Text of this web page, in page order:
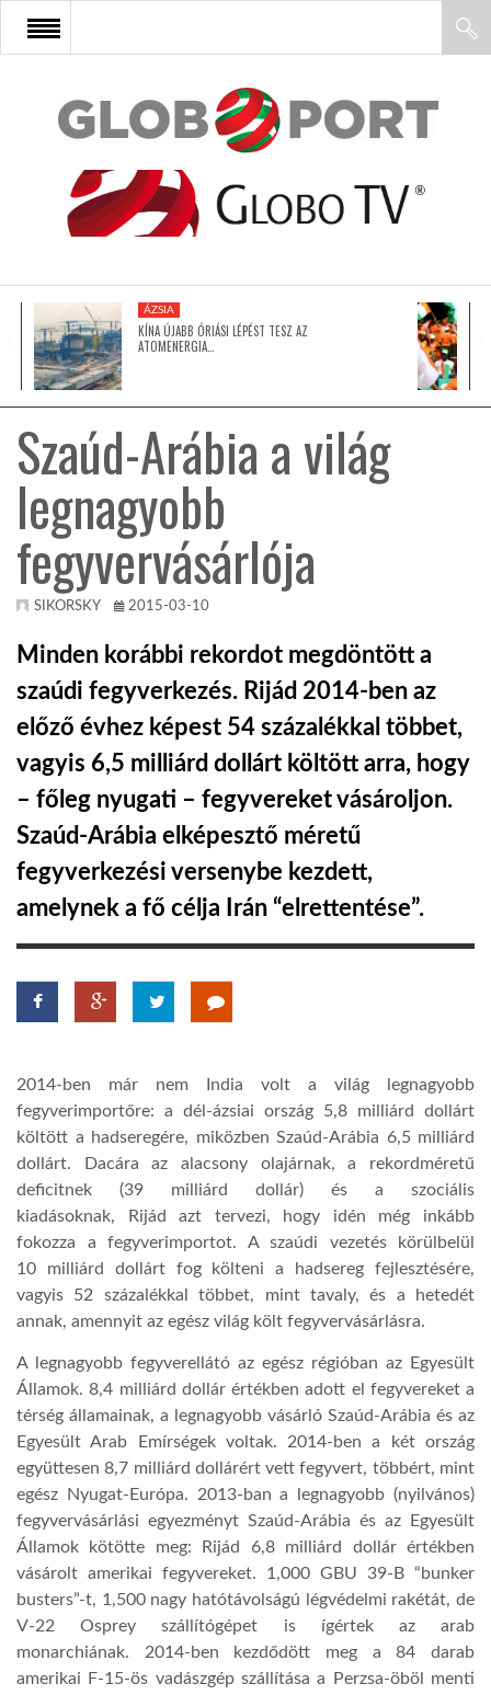
FŐOLDAL
AFRIKA
ÁZSIA
LATIN-AMERIKA
KÖZEL-KELET
AUSZTRÁLIA
A VILÁG ITTHON
GLOBOTV BP
AFRIKA TUDÁSTÁR
A NAP SZÉPE
LINKTR.EE
DOBRAVERO.HU
LATIMO.HU
GLOBOBOOK
ÁZSIA
KÍNA ÚJABB ÓRIÁSI LÉPÉST TESZ AZ
ATOMENERGIA…
Szaúd-Arábia a világ
legnagyobb
fegyvervásárlója
SIKORSKY 2015-03-10
Minden korábbi rekordot megdöntött a
szaúdi fegyverkezés. Rijád 2014-ben az
előző évhez képest 54 százalékkal többet,
vagyis 6,5 milliárd dollárt költött arra, hogy
– főleg nyugati – fegyvereket vásároljon.
Szaúd-Arábia elképesztő méretű
fegyverkezési versenybe kezdett,
amelynek a fő célja Irán “elrettentése”.
2014-ben már nem India volt a világ legnagyobb
fegyverimportőre: a dél-ázsiai ország 5,8 milliárd dollárt
költött a hadseregére, miközben Szaúd-Arábia 6,5 milliárd
dollárt. Dacára az alacsony olajárnak, a rekordméretű
deficitnek (39 milliárd dollár) és a szociális
kiadásoknak, Rijád azt tervezi, hogy idén még inkább
fokozza a fegyverimportot. A szaúdi vezetés körülbelül
10 milliárd dollárt fog költeni a hadsereg fejlesztésére,
vagyis 52 százalékkal többet, mint tavaly, és a hetedét
annak, amennyit az egész világ költ fegyvervásárlásra.
A legnagyobb fegyverellátó az egész régióban az Egyesült
Államok. 8,4 milliárd dollár értékben adott el fegyvereket a
térség államainak, a legnagyobb vásárló Szaúd-Arábia és az
Egyesült Arab Emírségek voltak. 2014-ben a két ország
együttesen 8,7 milliárd dollárért vett fegyvert, többért, mint
egész Nyugat-Európa. 2013-ban a legnagyobb (nyilvános)
fegyvervásárlási egyezményt Szaúd-Arábia és az Egyesült
Államok kötötte meg: Rijád 6,8 milliárd dollár értékben
vásárolt amerikai fegyvereket. 1,000 GBU 39-B “bunker
busters”-t, 1,500 nagy hatótávolságú légvédelmi rakétát, de
V-22 Osprey szállítógépet is ígértek az arab
monarchiának. 2014-ben kezdődött meg a 84 darab
amerikai F-15-ös vadászgép szállítása a Perzsa-öböl menti